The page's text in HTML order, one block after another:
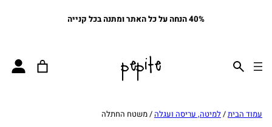
40% הנחה על כל האתר ומתנה בכל קנייה
pepite
עמוד הבית/למיטה, עריסה ועגלה / משטח החתלה